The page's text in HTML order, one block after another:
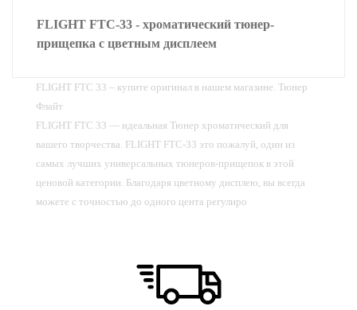
FLIGHT FTC-33 - хроматический тюнер-
прищепка с цветным дисплеем
FLIGHT FTC 33 – купите оригинал в нашем магазине. Тюнер
Флайт
FLIGHT FTC 33 — идеальная Тюнер хроматический для
вашего творчества. FLIGHT FTC-33 это пожалуй, один из
самых лучших универсальных тюнеров-прищепок в этой
ценовой категории. Благодаря цветному дисплею, вы всегда
можете с точностью до одного цента регулиро